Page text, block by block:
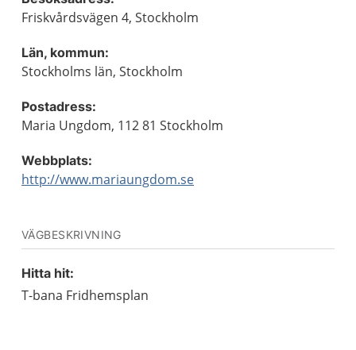
Friskvårdsvägen 4, Stockholm
Län, kommun:
Stockholms län, Stockholm
Postadress:
Maria Ungdom, 112 81 Stockholm
Webbplats:
http://www.mariaungdom.se
VÄGBESKRIVNING
Hitta hit:
T-bana Fridhemsplan